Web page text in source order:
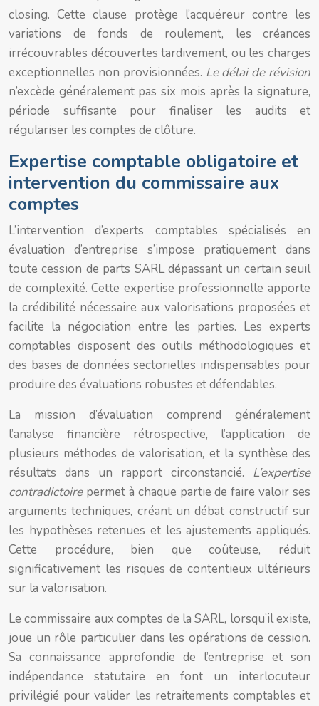
closing. Cette clause protège l’acquéreur contre les
variations de fonds de roulement, les créances
irrécouvrables découvertes tardivement, ou les charges
exceptionnelles non provisionnées. Le délai de révision
n’excède généralement pas six mois après la signature,
période suffisante pour finaliser les audits et
régulariser les comptes de clôture.
Expertise comptable obligatoire et
intervention du commissaire aux
comptes
L’intervention d’experts comptables spécialisés en
évaluation d’entreprise s’impose pratiquement dans
toute cession de parts SARL dépassant un certain seuil
de complexité. Cette expertise professionnelle apporte
la crédibilité nécessaire aux valorisations proposées et
facilite la négociation entre les parties. Les experts
comptables disposent des outils méthodologiques et
des bases de données sectorielles indispensables pour
produire des évaluations robustes et défendables.
La mission d’évaluation comprend généralement
l’analyse financière rétrospective, l’application de
plusieurs méthodes de valorisation, et la synthèse des
résultats dans un rapport circonstancié. L’expertise
contradictoirepermet à chaque partie de faire valoir ses
arguments techniques, créant un débat constructif sur
les hypothèses retenues et les ajustements appliqués.
Cette procédure, bien que coûteuse, réduit
significativement les risques de contentieux ultérieurs
sur la valorisation.
Le commissaire aux comptes de la SARL, lorsqu’il existe,
joue un rôle particulier dans les opérations de cession.
Sa connaissance approfondie de l’entreprise et son
indépendance statutaire en font un interlocuteur
privilégié pour valider les retraitements comptables et